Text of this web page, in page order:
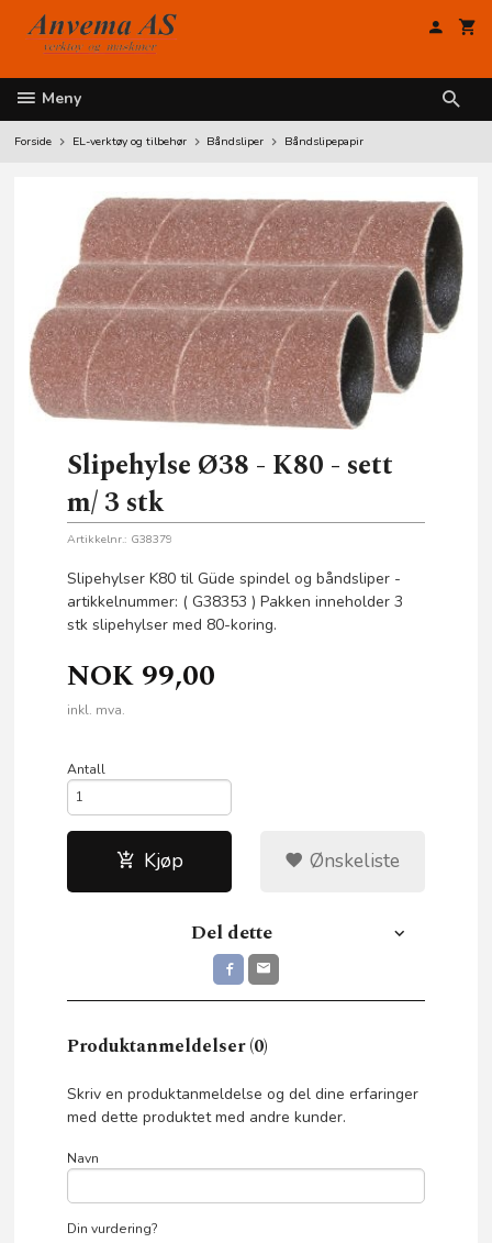
innholdet
Meny
Forside EL-verktøy og tilbehør Båndsliper Båndslipepapir
Slipehylse Ø38 - K80 - sett
m/ 3 stk
Artikkelnr.: G38379
Slipehylser K80 til Güde spindel og båndsliper -
artikkelnummer: ( G38353 ) Pakken inneholder 3
stk slipehylser med 80-koring.
NOK 99,00
inkl. mva.
Antall
Kjøp Ønskeliste
Del dette
Produktanmeldelser (0)
Skriv en produktanmeldelse og del dine erfaringer
med dette produktet med andre kunder.
Navn
Din vurdering?